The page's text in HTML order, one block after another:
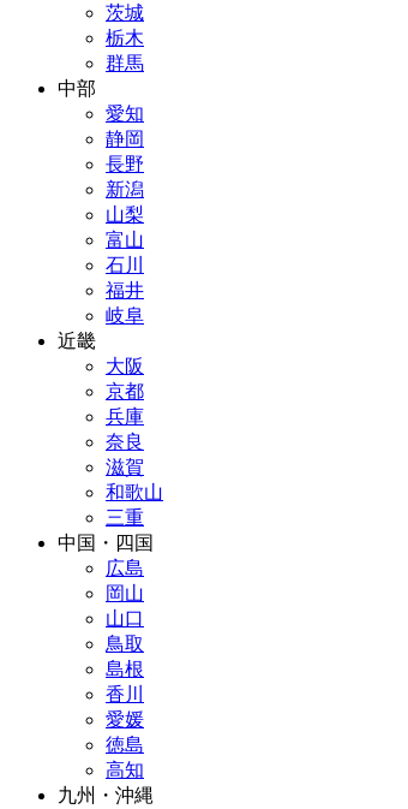
茨城
栃木
群馬
中部
愛知
静岡
長野
新潟
山梨
富山
石川
福井
岐阜
近畿
大阪
京都
兵庫
奈良
滋賀
和歌山
三重
中国・四国
広島
岡山
山口
鳥取
島根
香川
愛媛
徳島
高知
九州・沖縄